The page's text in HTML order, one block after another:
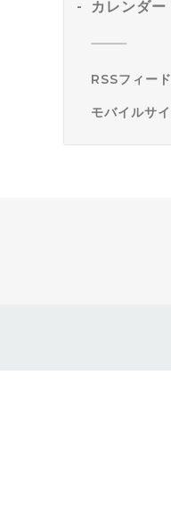
カレンダー
RSSフィード
モバイルサイ